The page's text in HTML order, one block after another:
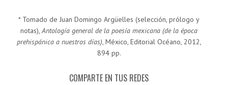
* Tomado de Juan Domingo Argüelles (selección, prólogo y
notas),Antología general de la poesía mexicana (de la época
prehispánica a nuestros días), México, Editorial Océano, 2012,
894 pp.
COMPARTE EN TUS REDES